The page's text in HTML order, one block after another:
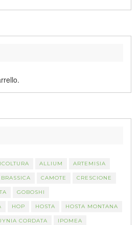
ALLIUM ARTEMISIA
BRASSICA CAMOTE CRESCIONE
GOBOSHI
HOP HOSTA HOSTA MONTANA
CORDATA IPOMEA